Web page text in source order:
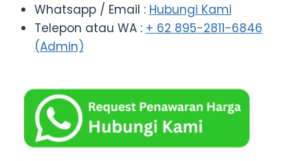
Whatsapp / Email : Hubungi Kami
Telepon atau WA : + 62 895-2811-6846
(Admin)